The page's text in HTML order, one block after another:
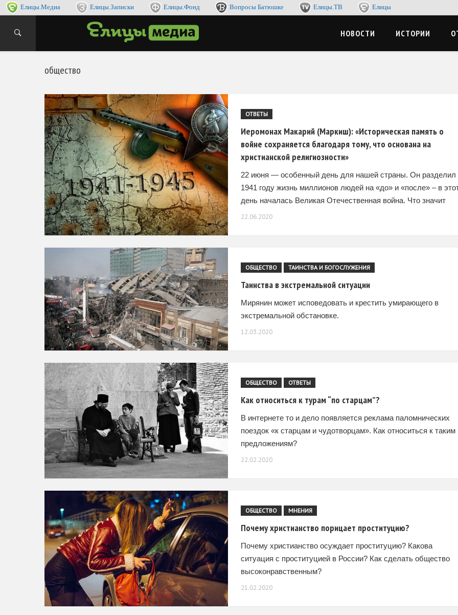
Елицы.Медиа Елицы.Записки Елицы.Фонд Вопросы Батюшке Елицы.ТВ Елицы
НОВОСТИ ИСТОРИИ
общество
ОТВЕТЫ
Иеромонах Макарий (Маркиш): «Историческая память о
войне сохраняется благодаря тому, что основана на
христианской религиозности»
22 июня — особенный день для нашей страны. Он разделил
1941 году жизнь миллионов людей на «до» и «после» – в
день началась Великая Отечественная война. Что значит
22.06.2020
ОБЩЕСТВО ТАИНСТВА И БОГОСЛУЖЕНИЯ
Таинства в экстремальной ситуации
Мирянин может исповедовать и крестить умирающего в
экстремальной обстановке.
12.03.2020
ОБЩЕСТВО ОТВЕТЫ
Как относиться к турам “по старцам”?
В интернете то и дело появляется реклама паломнических
поездок «к старцам и чудотворцам». Как относиться к таким
предложениям?
22.02.2020
ОБЩЕСТВО МНЕНИЯ
Почему христианство порицает проституцию?
Почему христианство осуждает проституцию? Какова
ситуация с проституцией в России? Как сделать общество
высоконравственным?
21.02.2020